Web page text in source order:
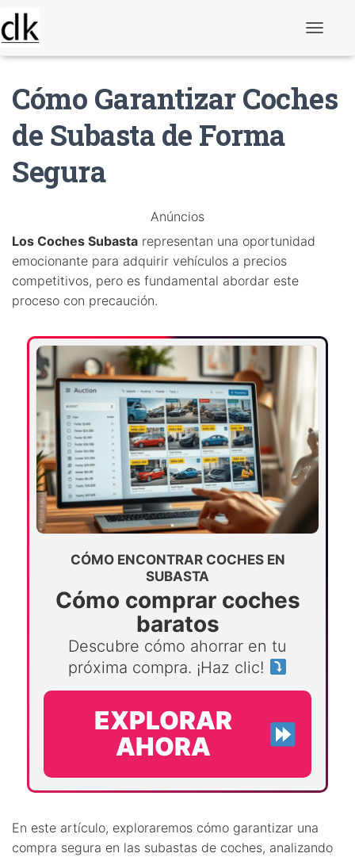
r
n
Cómo Garantizar Coches
de Subasta de Forma
Segura
Anúncios
Los Coches Subasta representan una oportunidad
emocionante para adquirir vehículos a precios
competitivos, pero es fundamental abordar este
proceso con precaución.
CÓMO ENCONTRAR COCHES EN
SUBASTA
Cómo comprar coches
baratos
Descubre cómo ahorrar en tu
próxima compra. ¡Haz clic!
EXPLORAR
AHORA
En este artículo, exploraremos cómo garantizar una
compra segura en las subastas de coches, analizando